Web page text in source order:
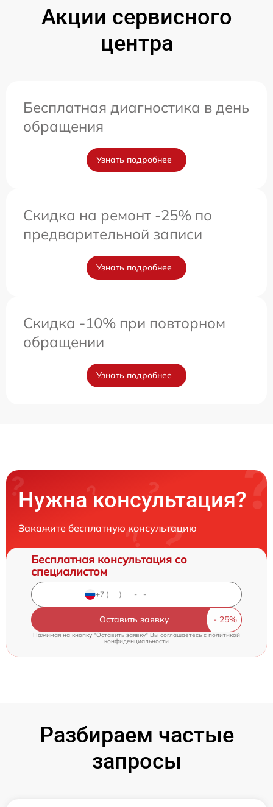
Акции сервисного
центра
Бесплатная диагностика в день
обращения
Узнать подробнее
Скидка на ремонт -25% по
предварительной записи
Узнать подробнее
Скидка -10% при повторном
обращении
Узнать подробнее
Нужна консультация?
Закажите бесплатную консультацию
Бесплатная консультация со
специалистом
Оставить заявку
Нажимая на кнопку "Оставить заявку" Вы соглашаетесь cполитикой
конфиденциальности
Разбираем частые
запросы